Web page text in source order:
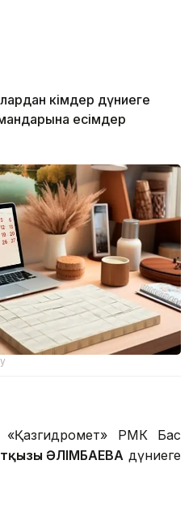
кімдер дүниеге
есімдер
«Қазгидромет» РМК Бас
ӘЛІМБАЕВА дүниеге